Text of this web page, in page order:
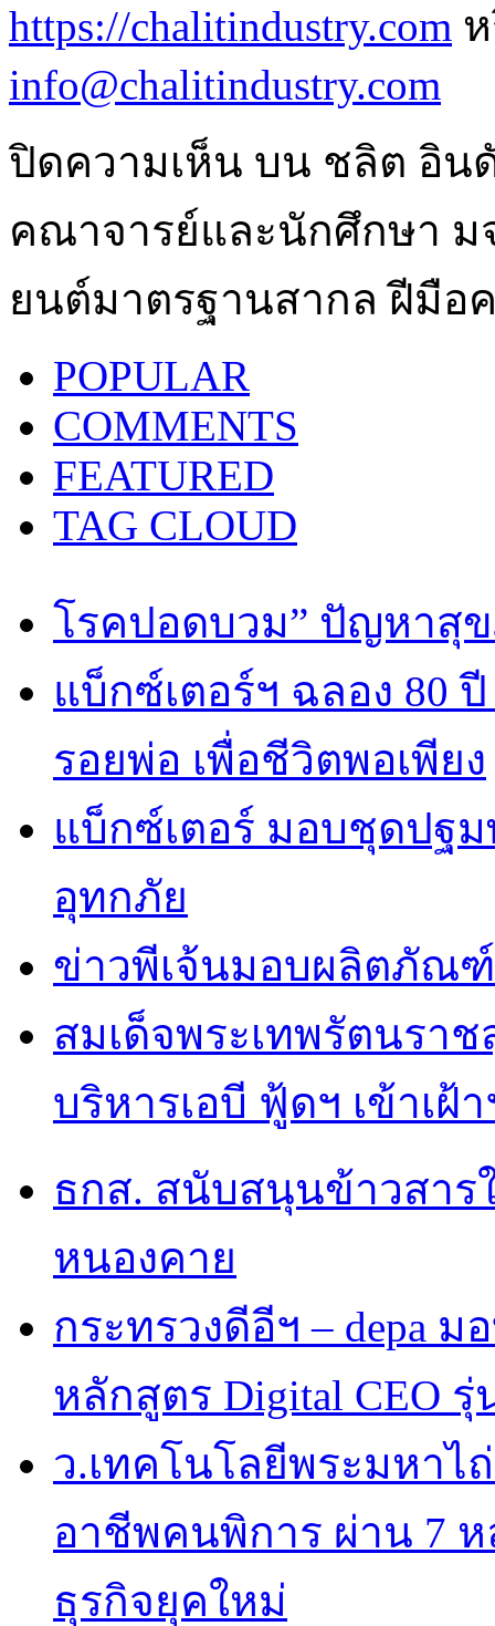
https://chalitindustry.com
info@chalitindustry.com
ปิดความเห็น บน ชลิต อิน
คณาจารย์และนักศึกษา ม
ยนต์มาตรฐานสากล ฝีมือ
POPULAR
COMMENTS
FEATURED
TAG CLOUD
โรคปอดบวม” ปัญหาสุ
แบ็กซ์เตอร์ฯ ฉลอง 80
รอยพ่อ เพื่อชีวิตพอเพียง
แบ็กซ์เตอร์ มอบชุดปฐ
อุทกภัย
ข่าวพีเจ้นมอบผลิตภัณ
สมเด็จพระเทพรัตนรา
บริหารเอบี ฟู้ดฯ เข้าเฝ้
ธกส. สนับสนุนข้าวสาร
หนองคาย
กระทรวงดีอีฯ – depa
หลักสูตร Digital CEO รุ่
ว.เทคโนโลยีพระมหาไ
อาชีพคนพิการ ผ่าน 7
ธุรกิจยุคใหม่